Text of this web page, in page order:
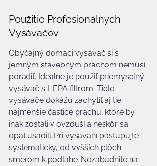
Použitie Profesionálnych
Vysávačov
Obyčajný domáci vysávač si s
jemným stavebným prachom nemusí
poradiť. Ideálne je použiť priemyselný
vysávač s HEPA filtrom. Tieto
vysávače dokážu zachytiť aj tie
najmenšie častice prachu, ktoré by
inak zostali v ovzduší a neskôr sa
opäť usadili. Pri vysávaní postupujte
systematicky, od vyšších plôch
smerom k podlahe. Nezabudnite na